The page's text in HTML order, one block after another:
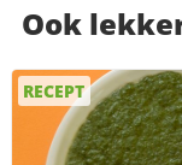
Ook
RECEPT